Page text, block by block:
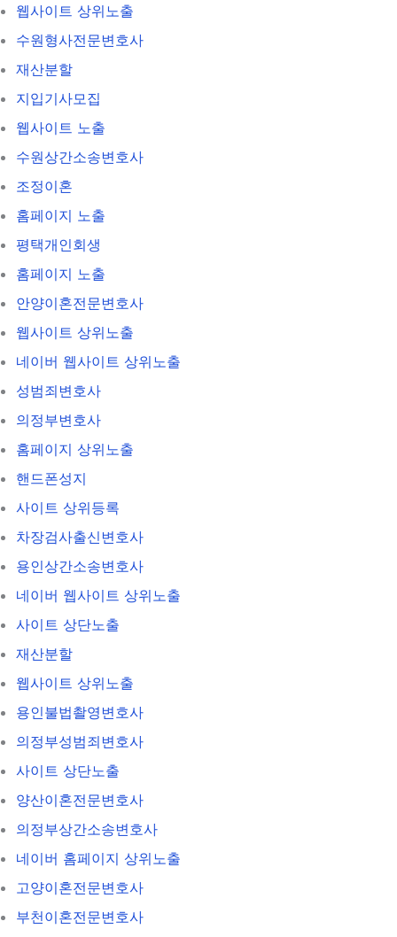
웹사이트 상위노출
수원형사전문변호사
재산분할
지입기사모집
웹사이트 노출
수원상간소송변호사
조정이혼
홈페이지 노출
평택개인회생
홈페이지 노출
안양이혼전문변호사
웹사이트 상위노출
네이버 웹사이트 상위노출
성범죄변호사
의정부변호사
홈페이지 상위노출
핸드폰성지
사이트 상위등록
차장검사출신변호사
용인상간소송변호사
네이버 웹사이트 상위노출
사이트 상단노출
재산분할
웹사이트 상위노출
용인불법촬영변호사
의정부성범죄변호사
사이트 상단노출
양산이혼전문변호사
의정부상간소송변호사
네이버 홈페이지 상위노출
고양이혼전문변호사
부천이혼전문변호사